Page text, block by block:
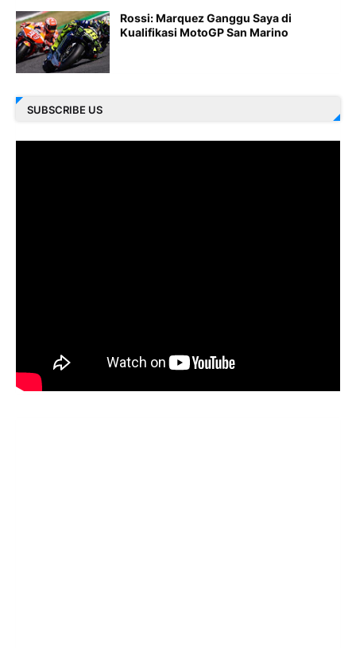
Rossi: Marquez Ganggu Saya di
Kualifikasi MotoGP San Marino
SUBSCRIBE US